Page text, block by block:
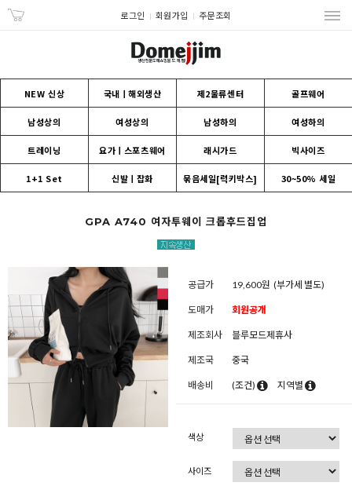
로그인 회원가입 주문조회
NEW 신상 국내ㅣ해외생산 제2물류센터 골프웨어
남성상의 여성상의 남성하의 여성하의
트레이닝 요가ㅣ스포츠웨어 래시가드 빅사이즈
1+1 Set 신발ㅣ잡화 묶음세일[럭키박스] 30~50% 세일
GPA A740 여자투웨이 크롭후드집업
공급가 19,600원 (부가세 별도)
도매가 회원공개
제조회사 블루모드제휴사
제조국 중국
배송비 (조건) 지역별
색상
사이즈